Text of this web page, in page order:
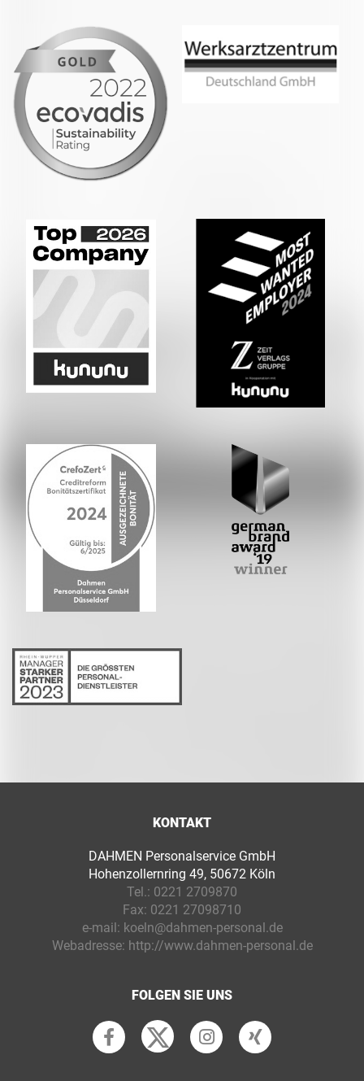
KONTAKT
DAHMEN Personalservice GmbH
Hohenzollernring 49, 50672 Köln
Tel.: 0221 2709870
Fax: 0221 27098710
e-mail: koeln@dahmen-personal.de
Webadresse: http://www.dahmen-personal.de
FOLGEN SIE UNS